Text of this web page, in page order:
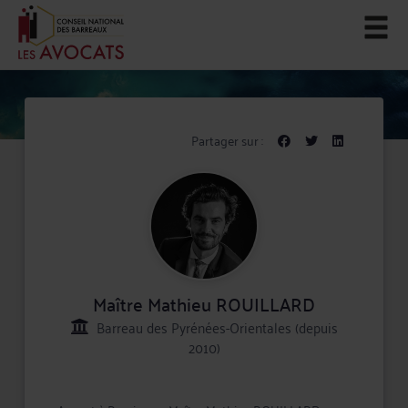
Partager sur :
Maître Mathieu ROUILLARD
Barreau des Pyrénées-Orientales (depuis
2010)